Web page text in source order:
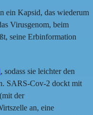
ein Kapsid, das wiederum
Virusgenom, beim
seine Erbinformation
, sodass sie leichter den
SARS-Cov-2 dockt mit
der
an, eine